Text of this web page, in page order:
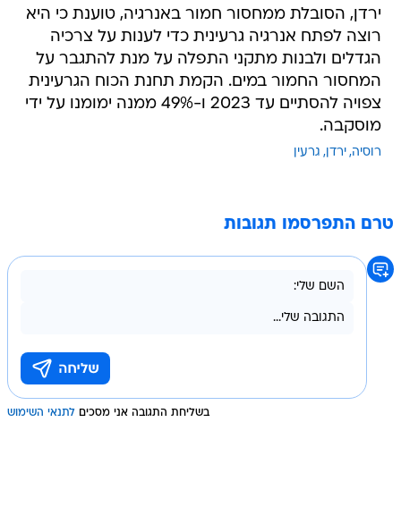
ירדן, הסובלת ממחסור חמור באנרגיה, טוענת כי היא
רוצה לפתח אנרגיה גרעינית כדי לענות על צרכיה
הגדלים ולבנות מתקני התפלה על מנת להתגבר על
המחסור החמור במים. הקמת תחנת הכוח הגרעינית
צפויה להסתיים עד 2023 ו-49% ממנה ימומנו על ידי
מוסקבה.
רוסיה ירדן גרעין
טרם התפרסמו תגובות
בשליחת התגובה אני מסכים לתנאי השימוש